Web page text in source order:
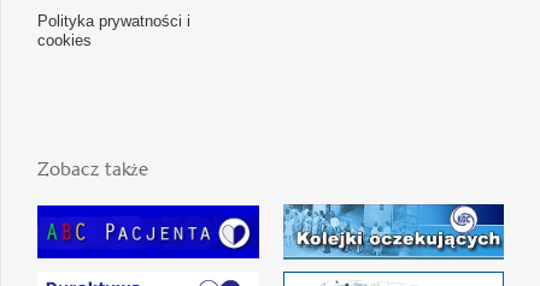
Polityka prywatności i
cookies
Zobacz także